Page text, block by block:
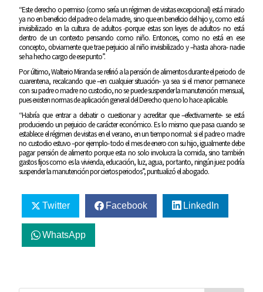
“Este derecho o permiso (como sería un régimen de visitas excepcional) está mirado
ya no en beneficio del padre o de la madre, sino que en beneficio del hijo y, como está
invisibilizado en la cultura de adultos -porque estas son leyes de adultos- no está
dentro de un contexto pensando como niño. Entonces, como no está en ese
concepto, obviamente que trae perjuicio al niño invisibilizado y –hasta ahora- nadie
se ha hecho cargo de ese punto”.
Por último, Walterio Miranda se refirió a la pensión de alimentos durante el periodo de
cuarentena, recalcando que –en cualquier situación- ya sea si el menor permanece
con su padre o madre no custodio, no se puede suspender la manutención mensual,
pues existen normas de aplicación general del Derecho que no lo hace aplicable.
“Habría que entrar a debatir o cuestionar y acreditar que –efectivamente- se está
produciendo un perjuicio de carácter económico. Es lo mismo que pasa cuando se
establece el régimen de visitas en el verano, en un tiempo normal: si el padre o madre
no custodio estuvo –por ejemplo- todo el mes de enero con su hijo, igualmente debe
pagar pensión de alimento porque esta no solo involucra la comida, sino también
gastos fijos como es la vivienda, educación, luz, agua, por tanto, ningún juez podría
suspender la manutención por ciertos periodos”, puntualizó el abogado.
Twitter Facebook LinkedIn
WhatsApp